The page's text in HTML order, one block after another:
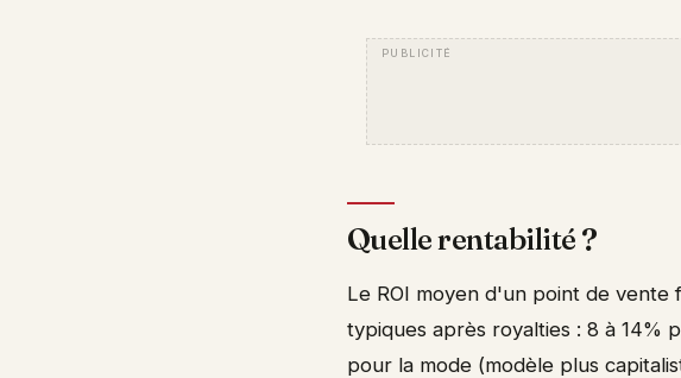
Quelle rentabilité ?
Le ROI moyen d'un point de
typiques après royalties : 8 à 14%
pour la mode (modèle plus